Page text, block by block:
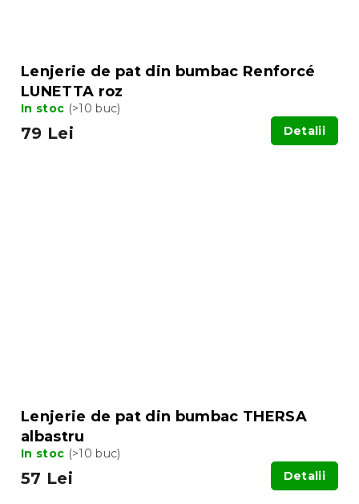
Lenjerie de pat din bumbac Renforcé
LUNETTA roz
In stoc (>10 buc)
79 Lei Detalii
Lenjerie de pat din bumbac THERSA
albastru
In stoc (>10 buc)
57 Lei Detalii